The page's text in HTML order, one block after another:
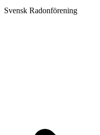
Svensk Radonförening